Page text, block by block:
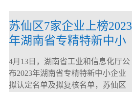
苏仙区7家企业上榜2023
年湖南省专精特新中小
企业
4月13日，湖南省工业和信息化厅公
布2023年湖南省专精特新中小企业
拟认定名单及拟复核名单，苏仙区